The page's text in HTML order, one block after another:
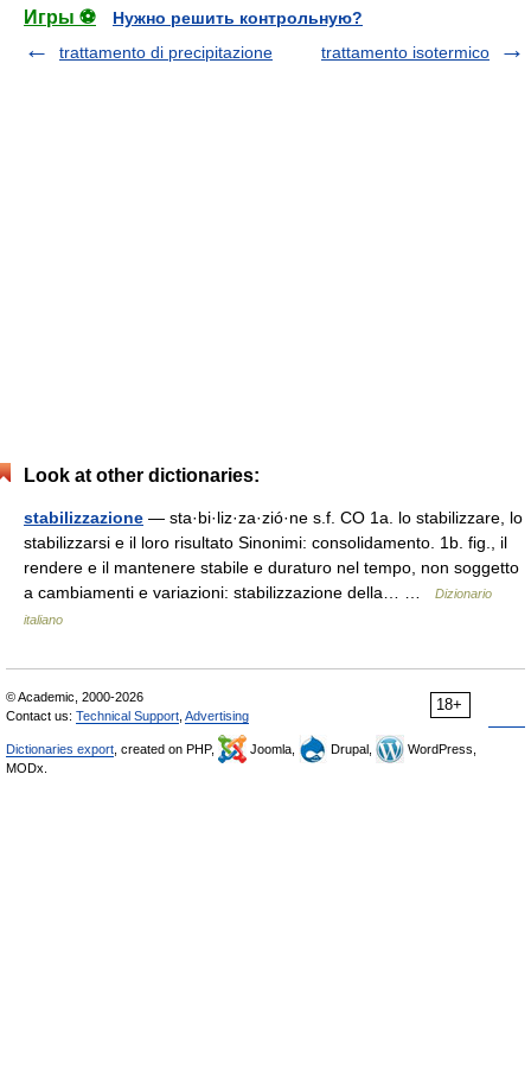
Игры ⚽
Нужно решить контрольную?
trattamento di precipitazione
trattamento isotermico
Look at other dictionaries:
stabilizzazione — sta·bi·liz·za·zió·ne s.f. CO 1a. lo stabilizzare, lo
stabilizzarsi e il loro risultato Sinonimi: consolidamento. 1b. fig., il
rendere e il mantenere stabile e duraturo nel tempo, non soggetto
a cambiamenti e variazioni: stabilizzazione della… …
Dizionario
italiano
18+
© Academic, 2000-2026
Contact us: Technical Support Advertising
Dictionaries export , created on PHP, Joomla, Drupal,
WordPress,
MODx.